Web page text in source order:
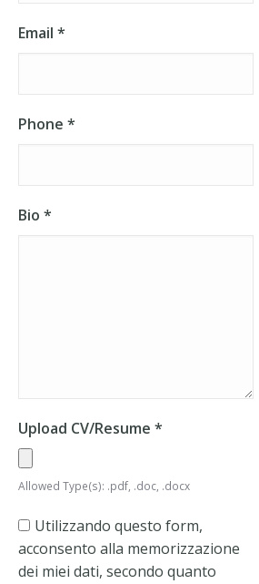
Email *
Phone *
Bio *
Upload CV/Resume *
Allowed Type(s): .pdf, .doc, .docx
Utilizzando questo form,
acconsento alla memorizzazione
dei miei dati, secondo quanto